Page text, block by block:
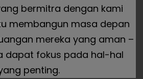
bermitra dengan kami
membangun masa depan
mereka yang aman –
dapat fokus pada hal-hal
penting.